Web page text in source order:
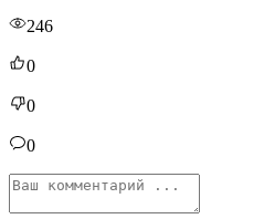
246
0
0
0